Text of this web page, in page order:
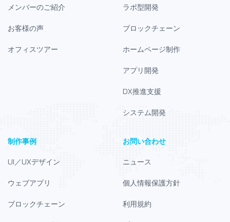
メンバーのご紹介
お客様の声
オフィスツアー
ラボ型開発
ブロックチェーン
ホームページ制作
アプリ開発
DX推進支援
システム開発
制作事例
UI／UXデザイン
ウェブアプリ
ブロックチェーン
お問い合わせ
ニュース
個人情報保護方針
利用規約